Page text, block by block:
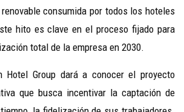
consumida por todos los hoteles
hito es clave en el proceso fijado para
total de la empresa en 2030.
Hotel Group dará a conocer el proyecto
que busca incentivar la captación de